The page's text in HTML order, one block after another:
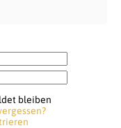
bleiben